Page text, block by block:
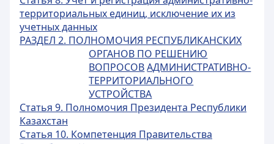
территориальных единиц, исключение их из
учетных данных
РАЗДЕЛ 2. ПОЛНОМОЧИЯ РЕСПУБЛИКАНСКИХ
ОРГАНОВ ПО РЕШЕНИЮ
ВОПРОСОВАДМИНИСТРАТИВНО-
ТЕРРИТОРИАЛЬНОГО
УСТРОЙСТВА
Статья 9. Полномочия Президента Республики
Казахстан
Статья 10. Компетенция Правительства